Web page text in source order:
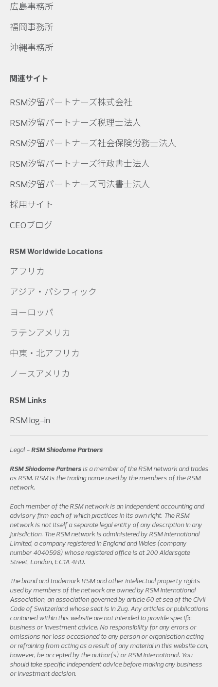
広島事務所
福岡事務所
沖縄事務所
関連サイト
RSM汐留パートナーズ株式会社
RSM汐留パートナーズ税理士法人
RSM汐留パートナーズ社会保険労務士法人
RSM汐留パートナーズ行政書士法人
RSM汐留パートナーズ司法書士法人
採用サイト
CEOブログ
RSM Worldwide Locations
アフリカ
アジア・パシフィック
ヨーロッパ
ラテンアメリカ
中東・北アフリカ
ノースアメリカ
RSM Links
RSM log-in
Legal -RSM Shiodome Partners
RSM Shiodome Partners is a member of the RSM network and trades
as RSM. RSM is the trading name used by the members of the RSM
network.
Each member of the RSM network is an independent accounting and
advisory firm each of which practices in its own right. The RSM
network is not itself a separate legal entity of any description in any
jurisdiction. The RSM network is administered by RSM International
Limited, a company registered in England and Wales (company
number 4040598) whose registered office is at 200 Aldersgate
Street, London, EC1A 4HD.
The brand and trademark RSM and other intellectual property rights
used by members of the network are owned by RSM International
Association, an association governed by article 60 et seq of the Civil
Code of Switzerland whose seat is in Zug. Any articles or publications
contained within this website are not intended to provide specific
business or investment advice. No responsibility for any errors or
omissions nor loss occasioned to any person or organisation acting
or refraining from acting as a result of any material in this website can,
however, be accepted by the author(s) or RSM International. You
should take specific independent advice before making any business
or investment decision.